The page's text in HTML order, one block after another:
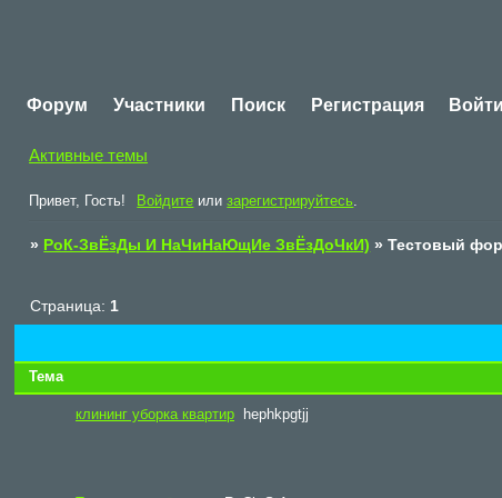
Форум Участники Поиск Регистрация Войти
Активные темы
Привет, Гость! Войдите илизарегистрируйтесь
» РоК-ЗвЁзДы И НаЧиНаЮщИе ЗвЁзДоЧкИ) »Тестовый
Страница: 1
Тема
клининг уборка квартир
hephkpgtjj